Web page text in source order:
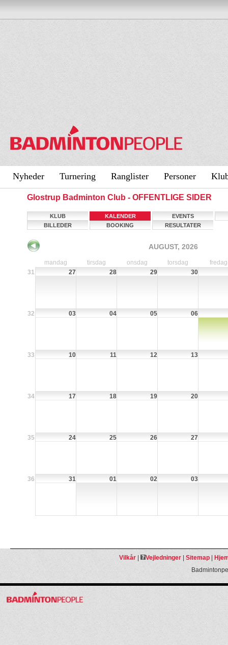
Nyheder Turnering Ranglister Personer
Glostrup Badminton Club - OFFENTLIGE SIDER
KLUB KALENDER
EVENTS
BILLEDER
BOOKING RESULTATER
AUGUST, 2026
mandag tirsdag onsdag torsdag
fredag
31
27 28 29 30
32 03 04 05 06
33 10 11 12 13
34 17 18 19 20
35 24 25 26 27
36 31 01 02 03
Vilkår| Vejledninger| Sitemap|